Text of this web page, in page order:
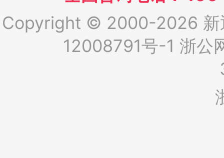
Copyright © 2000-2026 新
12008791号-1 浙公